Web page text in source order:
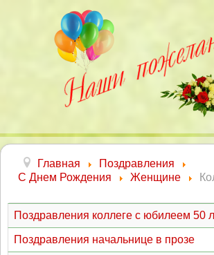
Главная
Поздравления
С Днем Рождения
Женщине
Поздравления коллеге с юбилеем 50
Поздравления начальнице в прозе